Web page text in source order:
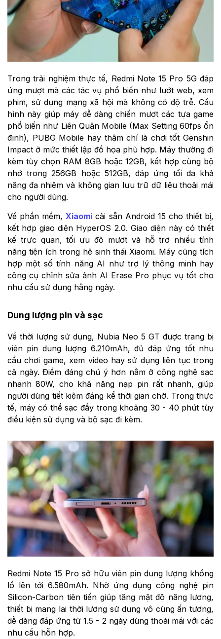
Trong trải nghiệm thực tế, Redmi Note 15 Pro 5G đáp
ứng mượt mà các tác vụ phổ biến như lướt web, xem
phim, sử dụng mạng xã hội mà không có độ trễ. Cấu
hình này giúp máy dễ dàng chiến mượt các tựa game
phổ biến như Liên Quân Mobile (Max Setting 60fps ổn
định), PUBG Mobile hay thậm chí là chơi tốt Genshin
Impact ở mức thiết lập đồ họa phù hợp. Máy thường đi
kèm tùy chọn RAM 8GB hoặc 12GB, kết hợp cùng bộ
nhớ trong 256GB hoặc 512GB, đáp ứng tối đa khả
năng đa nhiệm và không gian lưu trữ dữ liệu thoải mái
cho người dùng.
Về phần mềm,Xiaomi cài sẵn Android 15 cho thiết bị,
kết hợp giao diện HyperOS 2.0. Giao diện này có thiết
kế trực quan, tối ưu độ mượt và hỗ trợ nhiều tính
năng tiện ích trong hệ sinh thái Xiaomi. Máy cũng tích
hợp một số tính năng AI như trợ lý thông minh hay
công cụ chỉnh sửa ảnh AI Erase Pro phục vụ tốt cho
nhu cầu sử dụng hằng ngày.
Dung lượng pin và sạc
Về thời lượng sử dụng, Nubia Neo 5 GT được trang bị
viên pin dung lượng 6.210mAh, đủ đáp ứng tốt nhu
cầu chơi game, xem video hay sử dụng liên tục trong
cả ngày. Điểm đáng chú ý hơn nằm ở công nghệ sạc
nhanh 80W, cho khả năng nạp pin rất nhanh, giúp
người dùng tiết kiệm đáng kể thời gian chờ. Trong thực
tế, máy có thể sạc đầy trong khoảng 30 - 40 phút tùy
điều kiện sử dụng và bộ sạc đi kèm.
Redmi Note 15 Pro sở hữu viên pin dung lượng khổng
lồ lên tới 6.580mAh. Nhờ ứng dụng công nghệ pin
Silicon-Carbon tiên tiến giúp tăng mật độ năng lượng,
thiết bị mang lại thời lượng sử dụng vô cùng ấn tượng,
dễ dàng đáp ứng từ 1.5 - 2 ngày dùng thoải mái với các
nhu cầu hỗn hợp.